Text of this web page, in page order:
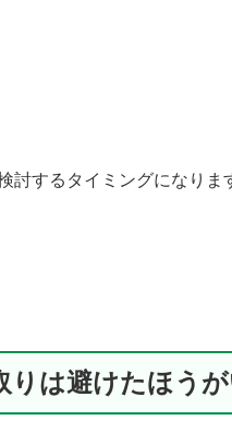
討するタイミングになりま
りは避けたほう